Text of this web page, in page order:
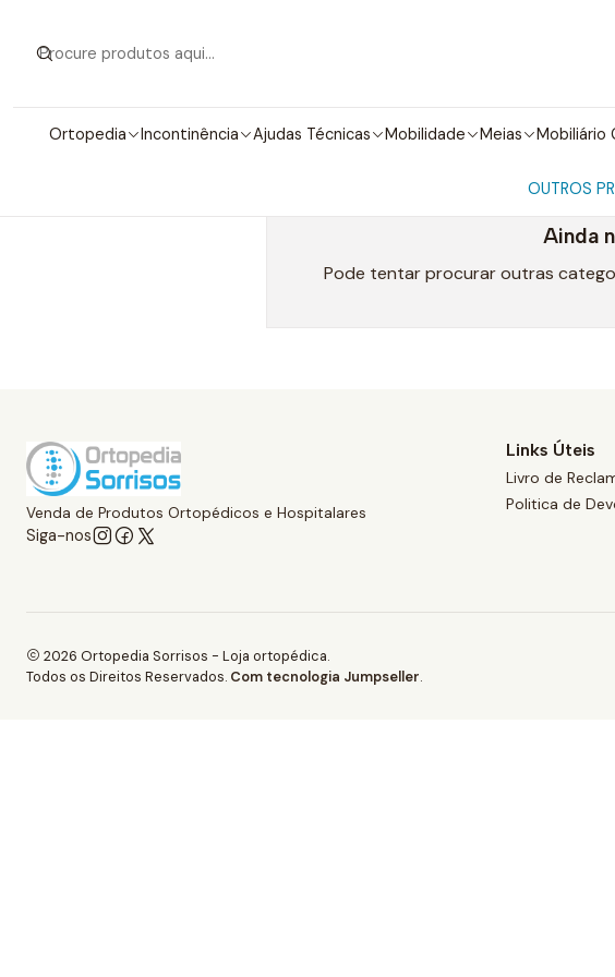
Ortopedia Incontinência Ajudas Técnicas Mobilidade Meias Mobiliário
OUTROS
Ainda
Pode tentar procurar outras
Venda de Produtos Ortopédicos e Hospitalares
Siga-nos
Links Úteis
Livro de
Politica de
2026 Ortopedia Sorrisos - Loja ortopédica.
Todos os Direitos Reservados. Com tecnologia Jumpseller.